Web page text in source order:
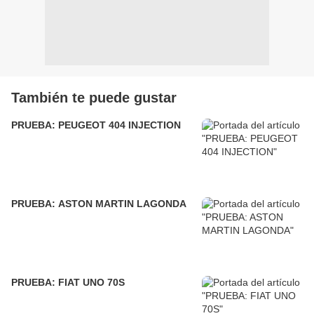
También te puede gustar
PRUEBA: PEUGEOT 404 INJECTION
PRUEBA: ASTON MARTIN LAGONDA
PRUEBA: FIAT UNO 70S